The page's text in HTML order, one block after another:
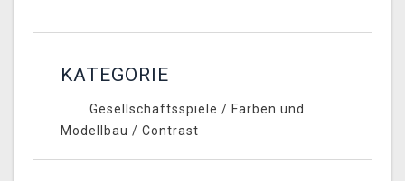
KATEGORIE
Gesellschaftsspiele / Farben und
Modellbau / Contrast